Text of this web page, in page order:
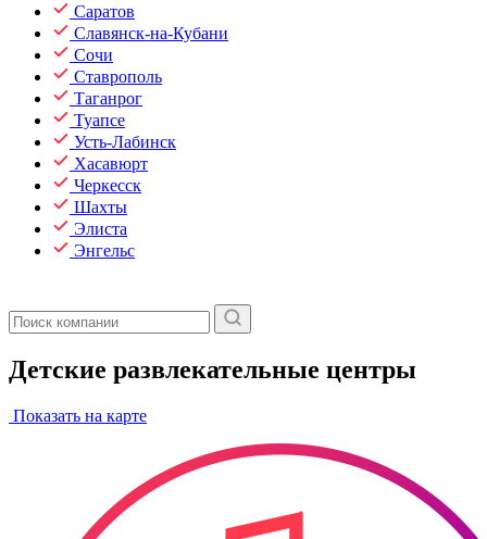
Саратов
Славянск-на-Кубани
Сочи
Ставрополь
Таганрог
Туапсе
Усть-Лабинск
Хасавюрт
Черкесск
Шахты
Элиста
Энгельс
Детские развлекательные центры
Показать на карте